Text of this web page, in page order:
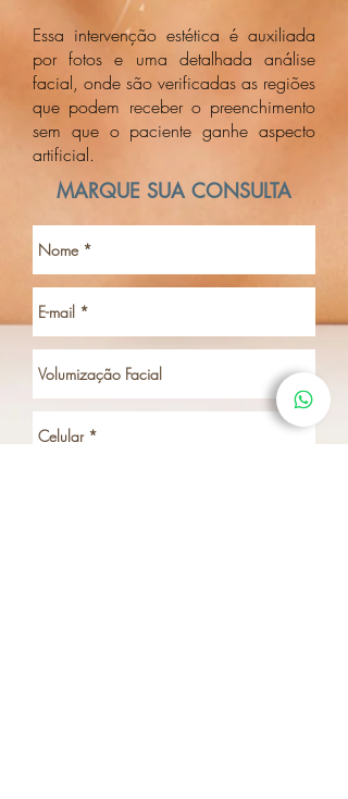
Essa intervenção estética é auxiliada
por fotos e uma detalhada análise
facial, onde são verificadas as regiões
que podem receber o preenchimento
sem que o paciente ganhe aspecto
artificial.
MARQUE SUA CONSULTA